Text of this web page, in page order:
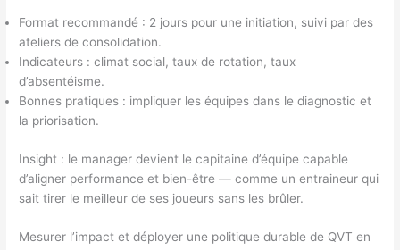
Format recommandé : 2 jours pour une initiation, suivi par des
ateliers de consolidation.
Indicateurs : climat social, taux de rotation, taux
d’absentéisme.
Bonnes pratiques : impliquer les équipes dans le diagnostic et
la priorisation.
Insight : le manager devient le capitaine d’équipe capable
d’aligner performance et bien-être — comme un entraineur qui
sait tirer le meilleur de ses joueurs sans les brûler.
Mesurer l’impact et déployer une politique durable de QVT en